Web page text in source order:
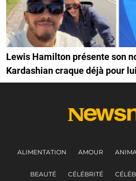
Lewis Hamilton présente son
Kardashian craque déjà pour lui
ALIMENTATION AMOUR
BEAUTÉ CÉLÉBRITÉ